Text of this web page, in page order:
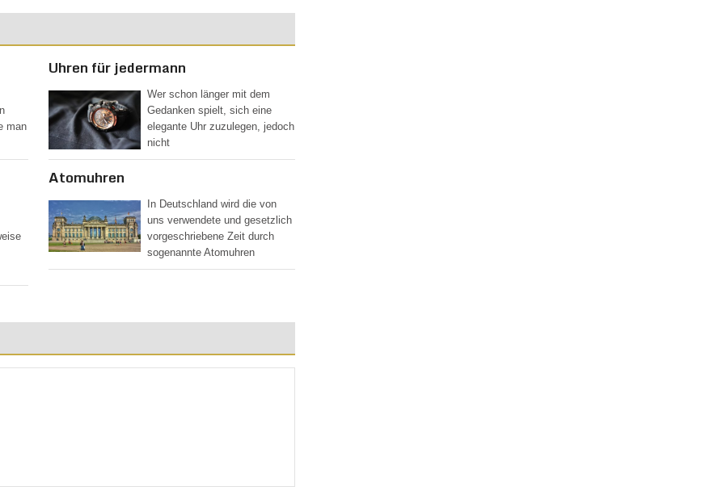
man
Uhren für jedermann
Wer schon länger mit dem
Gedanken spielt, sich eine
elegante Uhr zuzulegen, jedoch
nicht
Atomuhren
In Deutschland wird die von
uns verwendete und gesetzlich
vorgeschriebene Zeit durch
sogenannte Atomuhren